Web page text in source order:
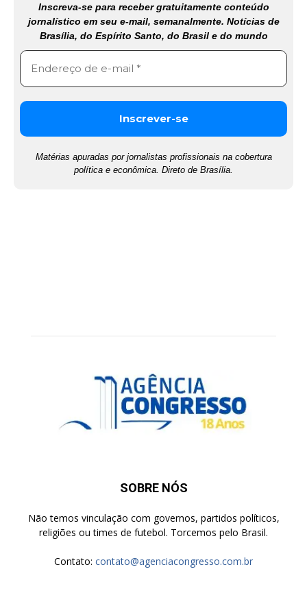
Inscreva-se para receber gratuitamente conteúdo
jornalístico em seu e-mail, semanalmente. Notícias de
Brasília, do Espírito Santo, do Brasil e do mundo
Matérias apuradas por jornalistas profissionais na cobertura
política e econômica. Direto de Brasília.
SOBRE NÓS
Não temos vinculação com governos, partidos políticos,
religiões ou times de futebol. Torcemos pelo Brasil.
Contato: contato@agenciacongresso.com.br